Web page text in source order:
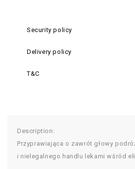
Security policy
Delivery policy
T&C
Description:
Przyprawiająca o zawrót głowy
i nielegalnego handlu lekami wśród